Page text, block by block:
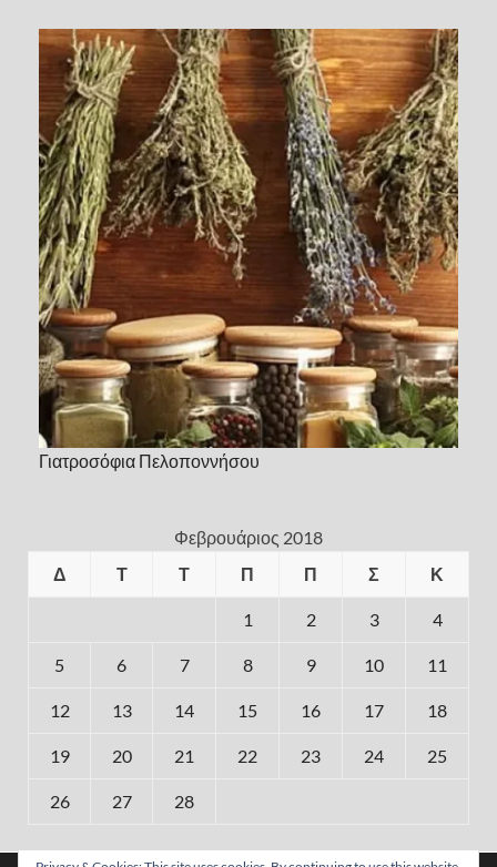
Γιατροσόφια Πελοποννήσου
Φεβρουάριος 2018
Δ
Τ Τ Π Π Σ Κ
1 2 3 4
5 6 7 8 9 10 11
12 13 14 15 16 17 18
19 20 21 22 23 24 25
26 27 28